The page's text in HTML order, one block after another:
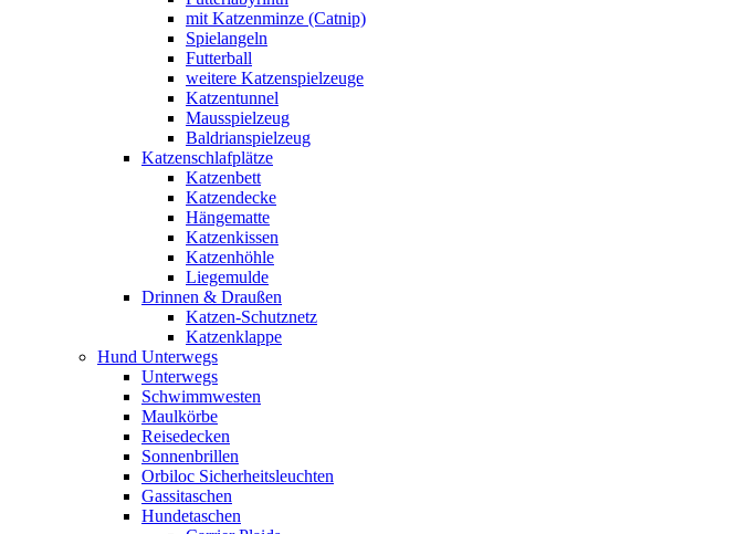
mit Katzenminze (Catnip)
Spielangeln
Futterball
weitere Katzenspielzeuge
Katzentunnel
Mausspielzeug
Baldrianspielzeug
Katzenschlafplätze
Katzenbett
Katzendecke
Hängematte
Katzenkissen
Katzenhöhle
Liegemulde
Drinnen & Draußen
Katzen-Schutznetz
Katzenklappe
Hund Unterwegs
Unterwegs
Schwimmwesten
Maulkörbe
Reisedecken
Sonnenbrillen
Orbiloc Sicherheitsleuchten
Gassitaschen
Hundetaschen